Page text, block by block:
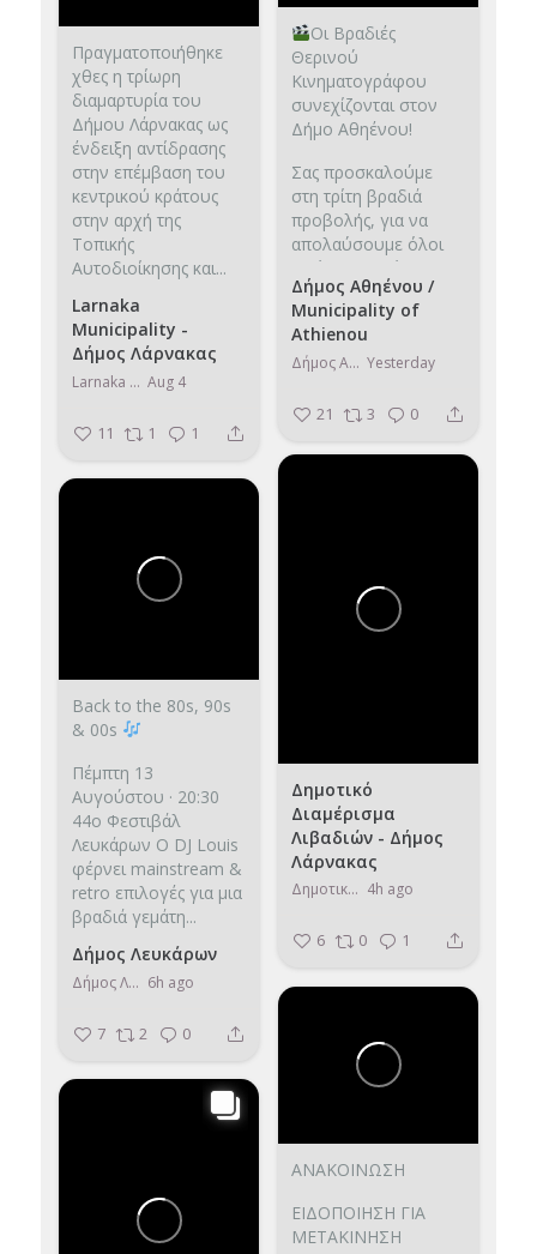
Οι Βραδιές
Θερινού
Κινηματογράφου
συνεχίζονται στον
Δήμο Αθηένου!
Σας προσκαλούμε
στη τρίτη βραδιά
προβολής, για να
απολαύσουμε όλοι
μαζί, την ταινία «Η...
Δήμος Αθηένου /
Municipality of
Athienou
Δήμος Αθηένου / Municipality of Athienou Yesterday
21 3 0
Πραγματοποιήθηκε
χθες η τρίωρη
διαμαρτυρία του
Δήμου Λάρνακας ως
ένδειξη αντίδρασης
στην επέμβαση του
κεντρικού κράτους
στην αρχή της
Τοπικής
Αυτοδιοίκησης και...
Larnaka
Municipality -
Δήμος Λάρνακας
Larnaka Municipality - Δήμος Λάρνακας Aug 4
11 1 1
Δημοτικό
Διαμέρισμα
Λιβαδιών - Δήμος
Λάρνακας
Δημοτικό Διαμέρισμα Λιβαδιών - Δήμος Λάρνακας 4h ago
6 0 1
Back to the 80s, 90s
& 00s
Πέμπτη 13
Αυγούστου · 20:30
44ο Φεστιβάλ
Λευκάρων Ο DJ Louis
φέρνει mainstream &
retro επιλογές για μια
βραδιά γεμάτη...
Δήμος Λευκάρων
Δήμος Λευκάρων 6h ago
7 2 0
ΑΝΑΚΟΙΝΩΣΗ
ΕΙΔΟΠΟΙΗΣΗ ΓΙΑ
ΜΕΤΑΚΙΝΗΣΗ